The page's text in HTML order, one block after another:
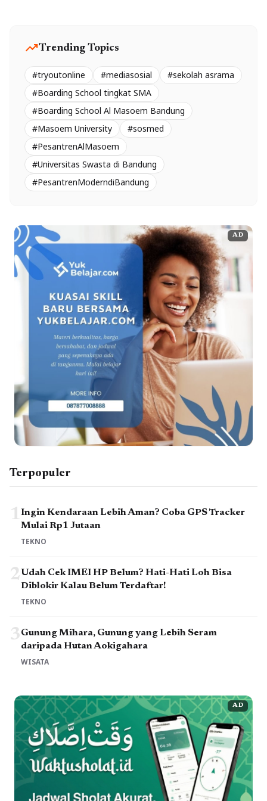
trending_upTrending Topics
#tryoutonline #mediasosial
#sekolah asrama
#Boarding School tingkat SMA
#Boarding School Al Masoem Bandung
#Masoem University
#sosmed
#PesantrenAlMasoem
#Universitas Swasta di Bandung
#PesantrenModerndiBandung
AD
Terpopuler
1Ingin Kendaraan Lebih Aman? Coba GPS Tracker
Mulai Rp1 Jutaan
TEKNO
2Udah Cek IMEI HP Belum? Hati-Hati Loh Bisa
Diblokir Kalau Belum Terdaftar!
TEKNO
3Gunung Mihara, Gunung yang Lebih Seram
daripada Hutan Aokigahara
WISATA
AD